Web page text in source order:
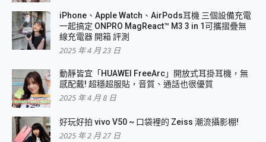
iPhone、Apple Watch、AirPods耳機 三個設備充電
一起搞定 ONPRO MagReact™ M3 3 in 1可攜摺疊無
線充電器 開箱 評測
2025 年 4 月 23 日
動靜皆宜「HUAWEI FreeArc」開放式耳掛耳機，無
感配戴! 超穩超服貼，音質、通話也很優質
2025 年 4 月 8 日
好玩好拍 vivo V50 ~ 口袋裡的 Zeiss 潮流攝影棚!
2025 年 2 月 27 日